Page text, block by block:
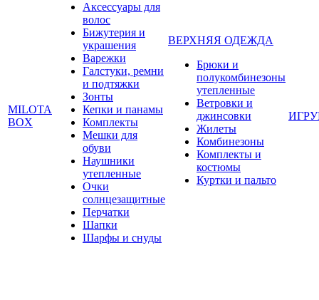
MILOTA
BOX
Аксессуары для
волос
Бижутерия и
украшения
Варежки
Галстуки, ремни
и подтяжки
Зонты
Кепки и панамы
Комплекты
Мешки для
обуви
Наушники
утепленные
Очки
солнцезащитные
Перчатки
Шапки
Шарфы и снуды
ВЕРХНЯЯ ОДЕЖДА
Брюки и
полукомбинезоны
утепленные
Ветровки и
джинсовки
Жилеты
Комбинезоны
Комплекты и
костюмы
Куртки и пальто